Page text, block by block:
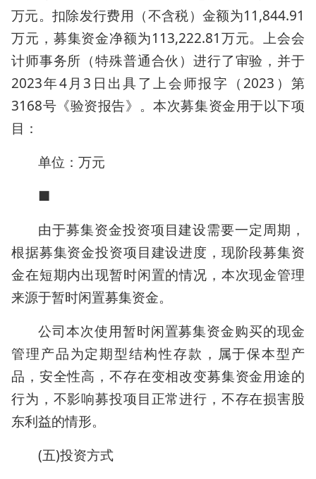
万元。扣除发行费用（不含税）金额为11,844.91
万元，募集资金净额为113,222.81万元。上会会
计师事务所（特殊普通合伙）进行了审验，并于
2023年4月3日出具了上会师报字（2023）第
3168号《验资报告》。本次募集资金用于以下项
目：
单位：万元
■
由于募集资金投资项目建设需要一定周期，
根据募集资金投资项目建设进度，现阶段募集资
金在短期内出现暂时闲置的情况，本次现金管理
来源于暂时闲置募集资金。
公司本次使用暂时闲置募集资金购买的现金
管理产品为定期型结构性存款，属于保本型产
品，安全性高，不存在变相改变募集资金用途的
行为，不影响募投项目正常进行，不存在损害股
东利益的情形。
(五)投资方式